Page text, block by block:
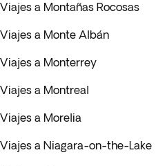
Viajes a Montañas Rocosas
Viajes a Monte Albán
Viajes a Monterrey
Viajes a Montreal
Viajes a Morelia
Viajes a Niagara-on-the-Lake